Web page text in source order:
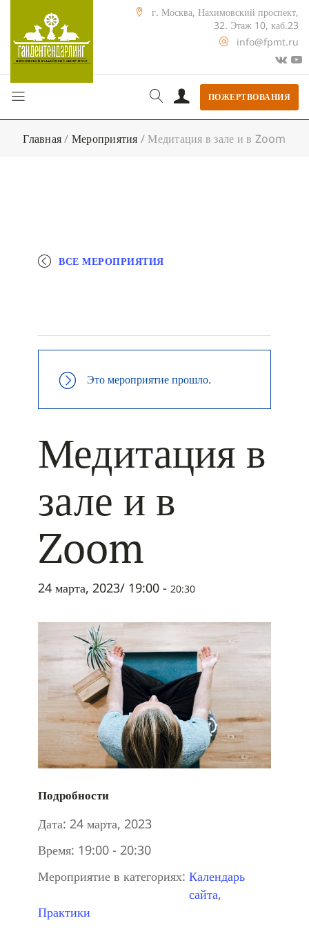
г. Москва, Нахимовский проспект,
32. Этаж 10, каб.23
info@fpmt.ru
ПОЖЕРТВОВАНИЯ
Главная/ Мероприятия / Медитация в зале и в Zoom
ВСЕ МЕРОПРИЯТИЯ
Это мероприятие прошло.
Медитация в
зале и в
Zoom
24 марта, 2023/ 19:00 - 20:30
Подробности
Дата: 24 марта, 2023
Время: 19:00 - 20:30
Мероприятие в категориях: Календарь
сайта,
Практики